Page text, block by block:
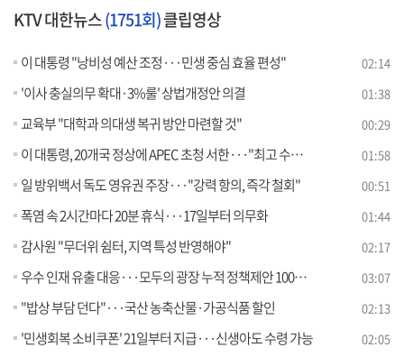
KTV 대한뉴스(1751회)클립영상
이 대통령 "낭비성 예산 조정···민생 중심 효율 편성" 02:14
'이사 충실의무 확대·3%룰' 상법개정안 의결 01:38
교육부 "대학과 의대생 복귀 방안 마련할 것" 00:29
이 대통령, 20개국 정상에 APEC 초청 서한···"최고 수준 개최" 01:58
일 방위백서 독도 영유권 주장···"강력 항의, 즉각 철회" 00:51
폭염 속 2시간마다 20분 휴식···17일부터 의무화 01:44
감사원 "무더위 쉼터, 지역 특성 반영해야" 02:17
우수 인재 유출 대응···모두의 광장 누적 정책제안 100만 건 돌파 03:07
"밥상 부담 던다"···국산 농축산물·가공식품 할인 02:13
'민생회복 소비쿠폰' 21일부터 지급···신생아도 수령 가능 02:05